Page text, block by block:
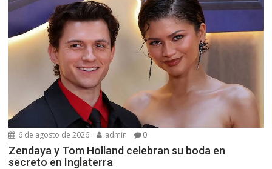
6 de agosto de 2026 admin 0
Zendaya y Tom Holland celebran su boda en
secreto en Inglaterra